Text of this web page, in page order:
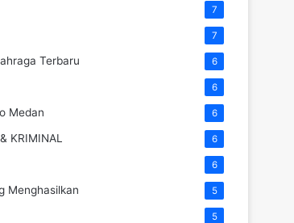
7
7
Terbaru 6
6
Medan 6
KRIMINAL 6
6
Menghasilkan 5
5